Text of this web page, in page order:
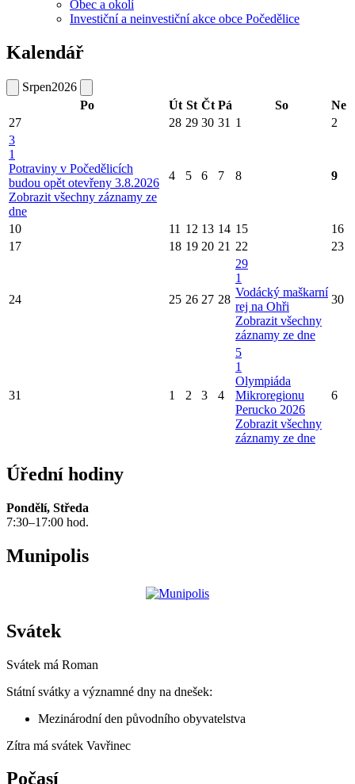
Obec a okolí
Investiční a neinvestiční akce obce Počedělice
Kalendář
Srpen2026
Po
Út St Čt Pá So
Ne
27
28 29 30 31 1
2
3
1
Potraviny v Počedělicích
budou opět otevřeny 3.8.2026
Zobrazit všechny záznamy ze
dne
4 5 6 7 8 9
10 11 12 13 14 15
16
17
18 19 20 21 22 23
24 25 26 27 28
29
1
Vodácký maškarní
rej na Ohři
Zobrazit všechny
záznamy ze dne
30
31 1 2 3 4
5
1
Olympiáda
Mikroregionu
Perucko 2026
Zobrazit všechny
záznamy ze dne
6
Úřední hodiny
Pondělí, Středa
7:30–17:00 hod.
Munipolis
Svátek
Svátek má Roman
Státní svátky a významné dny na dnešek:
Mezinárodní den původního obyvatelstva
Zítra má svátek Vavřinec
Počasí